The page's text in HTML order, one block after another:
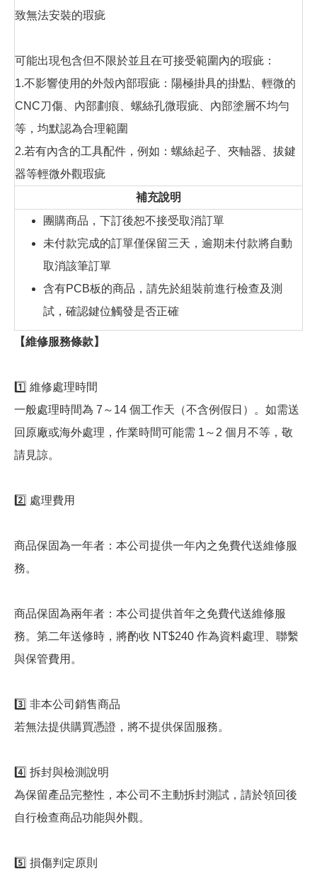
致無法安裝的瑕疵
可能出現包含但不限於並且在可接受範圍內的瑕疵：
1.不影響使用的外殼內部瑕疵：陽極掛具的掛點、輕微的
CNC刀傷、內部劃痕、螺絲孔微瑕疵、內部塗層不均勻
等，均默認為合理範圍
2.若有內含的工具配件，例如：螺絲起子、夾軸器、拔鍵
器等輕微外觀瑕疵
補充說明
團購商品，下訂後恕不接受取消訂單
未付款完成的訂單僅保留三天，逾期未付款將自動
取消該筆訂單
含有PCB板的商品，請先於組裝前進行檢查及測
試，確認鍵位觸發是否正確
【維修服務條款】
1️⃣ 維修處理時間
一般處理時間為 7～14 個工作天（不含例假日）。如需送
回原廠或海外處理，作業時間可能需 1～2 個月不等，敬
請見諒。
2️⃣ 處理費用
商品保固為一年者：本公司提供一年內之免費代送維修服
務。
商品保固為兩年者：本公司提供首年之免費代送維修服
務。第二年送修時，將酌收 NT$240 作為資料處理、聯繫
與保管費用。
3️⃣ 非本公司銷售商品
若無法提供購買憑證，將不提供保固服務。
4️⃣ 拆封與檢測說明
為保留產品完整性，本公司不主動拆封測試，請於領回後
自行檢查商品功能與外觀。
5️⃣ 損傷判定原則